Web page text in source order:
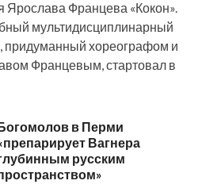
Ярослава Францева «Кокон».
мультидисциплинарный
придуманный хореографом и
Францевым, стартовал в
в Перми
Вагнера
русским